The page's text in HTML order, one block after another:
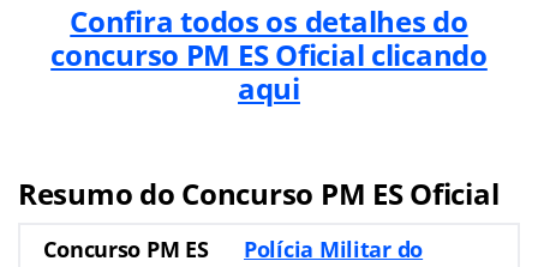
Confira todos os detalhes do
concurso PM ES Oficial clicando
aqui
Resumo do Concurso PM ES Oficial
Concurso PM ES
Polícia Militar do